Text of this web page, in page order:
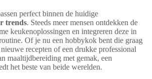
perfect binnen de huidige
trends. Steeds meer mensen ontdekken de
keukenoplossingen en integreren deze in
Of je nu een hobbykok bent die graag
recepten of een drukke professional
maaltijdbereiding met gemak, een
het beste van beide werelden.